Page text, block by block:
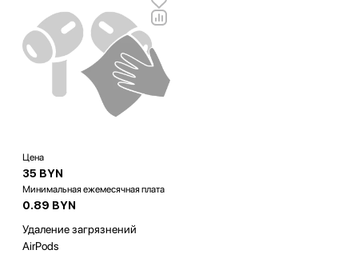
Цена
35 BYN
Минимальная ежемесячная плата
0.89 BYN
Удаление загрязнений
AirPods